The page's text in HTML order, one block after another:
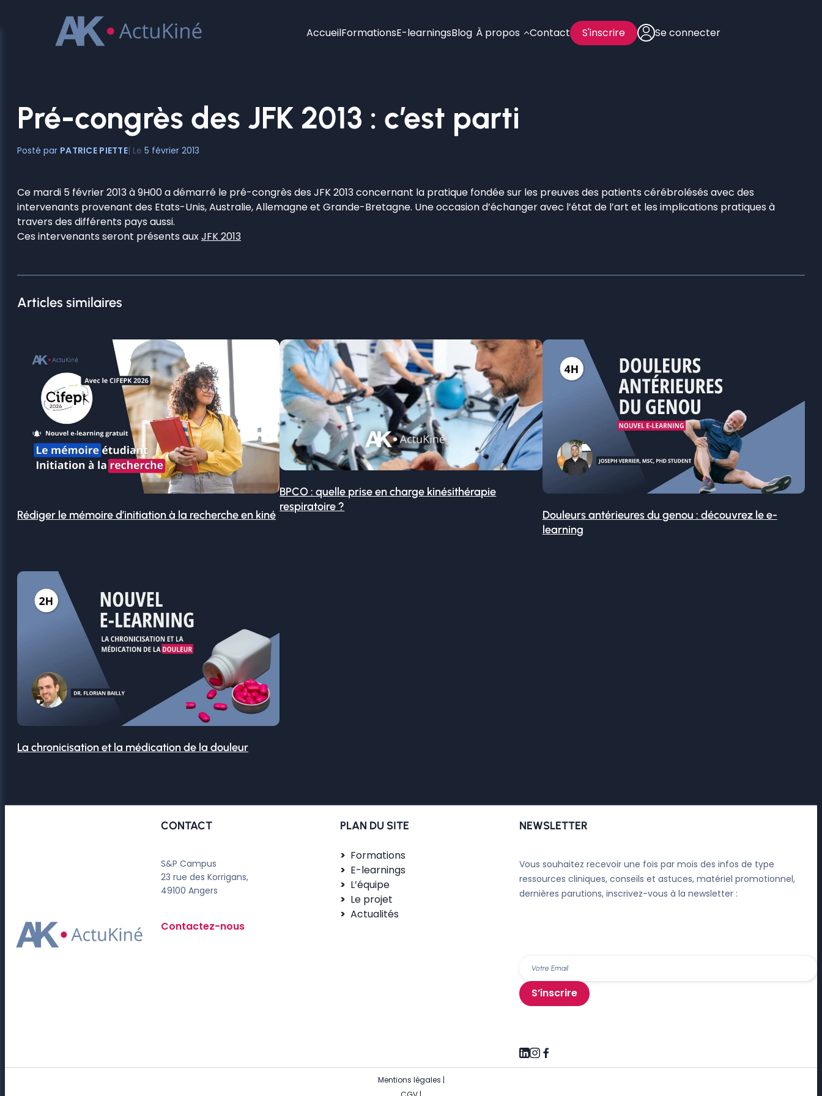
AccueilFormationsE-learningsBlog À propos Contact S'inscrire Se connecter
Pré-congrès des JFK 2013 : c’est parti
PATRICE PIETTE 5 février 2013
Ce mardi 5 février 2013 à 9H00 a démarré le pré-congrès des JFK 2013 concernant la pratique fondée sur les preuves des patients cérébrolésés avec des
intervenants provenant des Etats-Unis, Australie, Allemagne et Grande-Bretagne. Une occasion d’échanger avec l’état de l’art et les implications pratiques à
travers des différents pays aussi.
Ces intervenants seront présents auxJFK 2013
Articles similaires
Rédiger le mémoire d’initiation à la recherche en kiné
BPCO : quelle prise en charge kinésithérapie
respiratoire ?
Douleurs antérieures du genou : découvrez le e-
learning
La chronicisation et la médication de la douleur
CONTACT
S&P Campus
23 rue des Korrigans,
49100 Angers
Contactez-nous
PLAN DU SITE
Formations
E-learnings
L’équipe
Le projet
Actualités
NEWSLETTER
Vous souhaitez recevoir une fois par mois des infos de type
ressources cliniques, conseils et astuces, matériel promotionnel,
dernières parutions, inscrivez-vous à la newsletter :
S’inscrire
Mentions légales |